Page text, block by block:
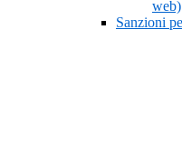
web)
Sanzioni